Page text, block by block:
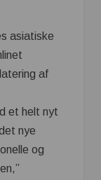
asiatiske
af
et helt nyt
nye
og